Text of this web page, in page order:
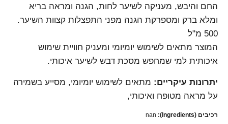
החם והיבש, מעניקה לשיער לחות, הגנה ומראה בריא
ומלא ברק ומספרקת הגנה מפני התפצלות קצוות השיער.
500 מ"ל
המוצר מתאים לשימוש יומיומי ומעניק חוויית שימוש
איכותית למי שמחפש מסכת דבש לשיער איכותי.
יתרונות עיקריים: מתאים לשימוש יומיומי, מסייע בשמירה
על מראה מטופח ואיכותי,
רכיבים (Ingredients):